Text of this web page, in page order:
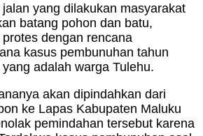
yang dilakukan masyarakat
batang pohon dan batu,
dengan rencana
kasus pembunuhan tahun
adalah warga Tulehu.
akan dipindahkan dari
ke Lapas Kabupaten Maluku
pemindahan tersebut karena